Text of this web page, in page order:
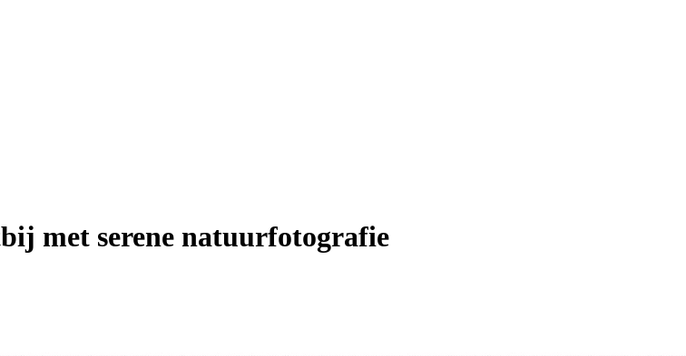
met serene natuurfotografie